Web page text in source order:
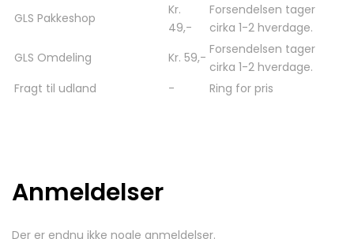
GLS Pakkeshop
Kr.
49,-
Forsendelsen tager
cirka 1-2 hverdage.
GLS Omdeling
Kr. 59,-
Forsendelsen tager
cirka 1-2 hverdage.
Fragt til udland
- Ring for pris
Anmeldelser
Der er endnu ikke nogle anmeldelser.